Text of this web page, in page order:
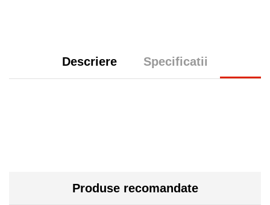
Descriere Specificatii
Produse recomandate